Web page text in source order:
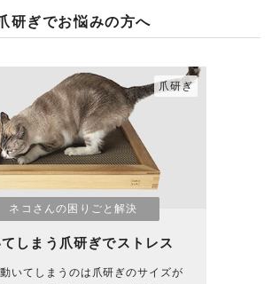
研ぎでお悩みの方へ
ネコさんの困りごと解決
しまう爪研ぎでストレス
いてしまうのは爪研ぎのサイズが
爪研ぎ